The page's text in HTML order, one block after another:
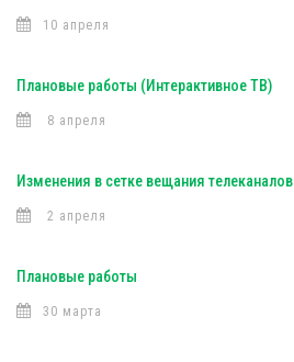
10 апреля
Плановые работы (Интерактивное ТВ)
8 апреля
Изменения в сетке вещания телеканалов
2 апреля
Плановые работы
30 марта